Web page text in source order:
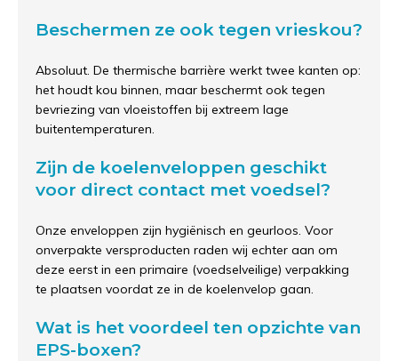
Beschermen ze ook tegen vrieskou?
Absoluut. De thermische barrière werkt twee kanten op:
het houdt kou binnen, maar beschermt ook tegen
bevriezing van vloeistoffen bij extreem lage
buitentemperaturen.
Zijn de koelenveloppen geschikt
voor direct contact met voedsel?
Onze enveloppen zijn hygiënisch en geurloos. Voor
onverpakte versproducten raden wij echter aan om
deze eerst in een primaire (voedselveilige) verpakking
te plaatsen voordat ze in de koelenvelop gaan.
Wat is het voordeel ten opzichte van
EPS-boxen?